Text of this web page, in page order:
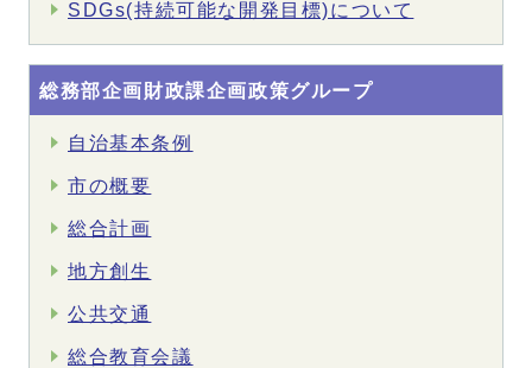
SDGs(持続可能な開発目標)について
総務部企画財政課企画政策グループ
自治基本条例
市の概要
総合計画
地方創生
公共交通
総合教育会議